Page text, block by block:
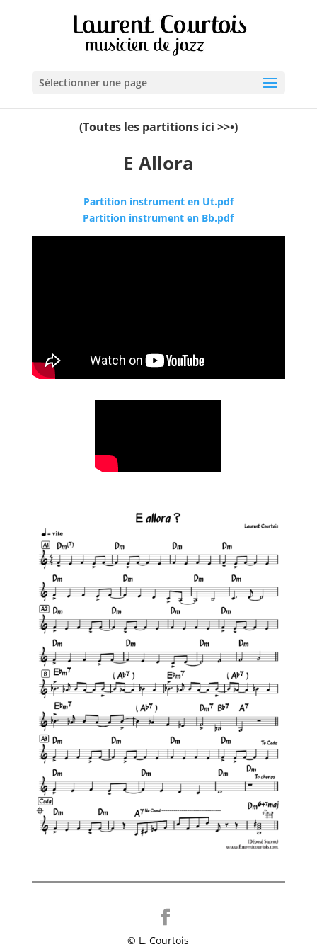
Sélectionner une page
(Toutes les partitions ici >>•)
E Allora
Partition instrument en Ut.pdf
Partition instrument en Bb.pdf
© L. Courtois